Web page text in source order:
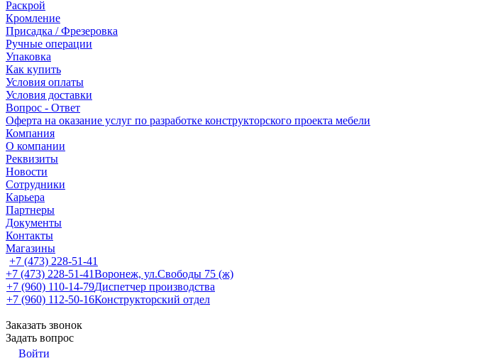
Раскрой
Кромление
Присадка / Фрезеровка
Ручные операции
Упаковка
Как купить
Условия оплаты
Условия доставки
Вопрос - Ответ
Оферта на оказание услуг по разработке конструкторского проекта мебели
Компания
О компании
Реквизиты
Новости
Сотрудники
Карьера
Партнеры
Документы
Контакты
Магазины
+7 (473) 228-51-41
+7 (473) 228-51-41Воронеж, ул.Свободы 75 (ж)
+7 (960) 110-14-79Диспетчер производства
+7 (960) 112-50-16Конструкторский отдел
Заказать звонок
Задать вопрос
Войти